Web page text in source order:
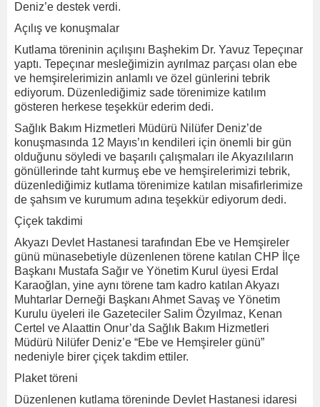
Deniz’e destek verdi.
Açılış ve konuşmalar
Kutlama töreninin açılışını Başhekim Dr. Yavuz Tepeçınar
yaptı. Tepeçınar mesleğimizin ayrılmaz parçası olan ebe
ve hemşirelerimizin anlamlı ve özel günlerini tebrik
ediyorum. Düzenlediğimiz sade törenimize katılım
gösteren herkese teşekkür ederim dedi.
Sağlık Bakım Hizmetleri Müdürü Nilüfer Deniz’de
konuşmasında 12 Mayıs’ın kendileri için önemli bir gün
olduğunu söyledi ve başarılı çalışmaları ile Akyazılıların
gönüllerinde taht kurmuş ebe ve hemşirelerimizi tebrik,
düzenlediğimiz kutlama törenimize katılan misafirlerimize
de şahsım ve kurumum adına teşekkür ediyorum dedi.
Çiçek takdimi
Akyazı Devlet Hastanesi tarafından Ebe ve Hemşireler
günü münasebetiyle düzenlenen törene katılan CHP İlçe
Başkanı Mustafa Sağır ve Yönetim Kurul üyesi Erdal
Karaoğlan, yine aynı törene tam kadro katılan Akyazı
Muhtarlar Derneği Başkanı Ahmet Savaş ve Yönetim
Kurulu üyeleri ile Gazeteciler Salim Özyılmaz, Kenan
Certel ve Alaattin Onur’da Sağlık Bakım Hizmetleri
Müdürü Nilüfer Deniz’e “Ebe ve Hemşireler günü”
nedeniyle birer çiçek takdim ettiler.
Plaket töreni
Düzenlenen kutlama töreninde Devlet Hastanesi idaresi